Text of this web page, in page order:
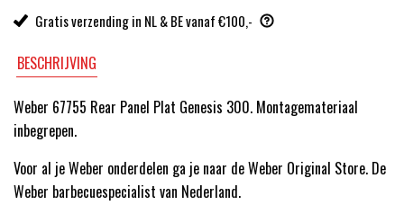
Gratis verzending in NL & BE vanaf €100,-
BESCHRIJVING
Weber 67755 Rear Panel Plat Genesis 300. Montagemateriaal
inbegrepen.
Voor al je Weber onderdelen ga je naar de Weber Original Store. De
Weber barbecuespecialist van Nederland.